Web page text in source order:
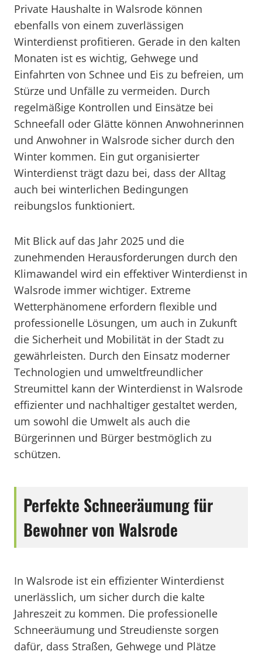
Private Haushalte in Walsrode können
ebenfalls von einem zuverlässigen
Winterdienst profitieren. Gerade in den kalten
Monaten ist es wichtig, Gehwege und
Einfahrten von Schnee und Eis zu befreien, um
Stürze und Unfälle zu vermeiden. Durch
regelmäßige Kontrollen und Einsätze bei
Schneefall oder Glätte können Anwohnerinnen
und Anwohner in Walsrode sicher durch den
Winter kommen. Ein gut organisierter
Winterdienst trägt dazu bei, dass der Alltag
auch bei winterlichen Bedingungen
reibungslos funktioniert.
Mit Blick auf das Jahr 2025 und die
zunehmenden Herausforderungen durch den
Klimawandel wird ein effektiver Winterdienst in
Walsrode immer wichtiger. Extreme
Wetterphänomene erfordern flexible und
professionelle Lösungen, um auch in Zukunft
die Sicherheit und Mobilität in der Stadt zu
gewährleisten. Durch den Einsatz moderner
Technologien und umweltfreundlicher
Streumittel kann der Winterdienst in Walsrode
effizienter und nachhaltiger gestaltet werden,
um sowohl die Umwelt als auch die
Bürgerinnen und Bürger bestmöglich zu
schützen.
Perfekte Schneeräumung für
Bewohner von Walsrode
In Walsrode ist ein effizienter Winterdienst
unerlässlich, um sicher durch die kalte
Jahreszeit zu kommen. Die professionelle
Schneeräumung und Streudienste sorgen
dafür, dass Straßen, Gehwege und Plätze